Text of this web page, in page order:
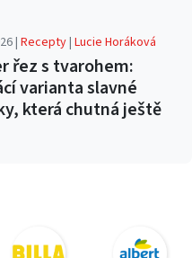
|Recepty|Lucie Horáková
řez s tvarohem:
varianta slavné
která chutná ještě